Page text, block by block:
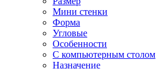
Мини стенки
Форма
Угловые
Особенности
С компьютерным столом
Назначение